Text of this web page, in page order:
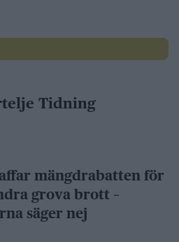
Tidning
mängdrabatten för
grova brott –
säger nej